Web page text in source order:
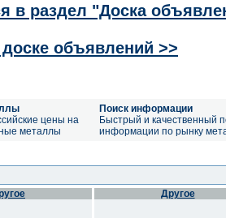
в раздел "Доска
объявлений >>
цены на
металлы
Поиск информации
Быстрый и качественный
информации по рынку
Другое